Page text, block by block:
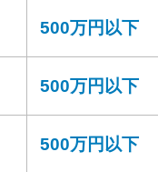
500万円以下
500万円以下
500万円以下